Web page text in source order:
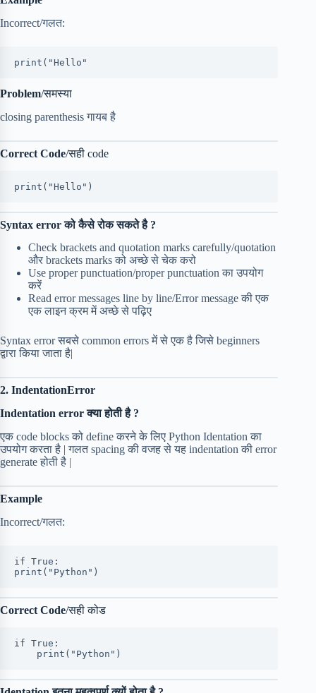
Incorrect/गलत:
print("Hello"
Problem/समस्या
closing parenthesis गायब है
Correct Code/सही code
print("Hello")
Syntax error को कैसे रोक सकते है ?
Check brackets and quotation marks carefully/quotation
और brackets marks को अच्छे से चेक करो
Use proper punctuation/proper punctuation का उपयोग
करें
Read error messages line by line/Error message की एक
एक लाइन क्रम में अच्छे से पढ़िए
Syntax error सबसे common errors में से एक है जिसे beginners
द्वारा किया जाता है|
2. IndentationError
Indentation error क्या होती है ?
एक code blocks को define करने के लिए Python Identation का
उपयोग करता है | गलत spacing की वजह से यह indentation की error
generate होती है |
Example
Incorrect/गलत:
if True:
print("Python")
Correct Code/सही कोड
if True:
    print("Python")